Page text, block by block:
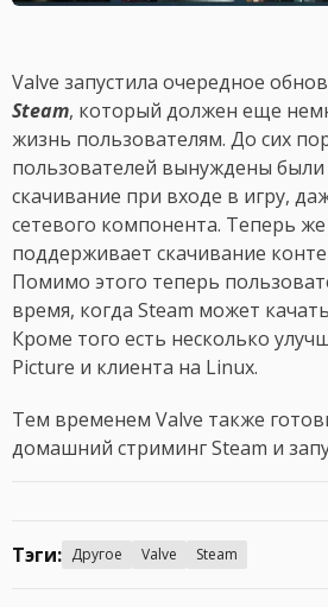
Valve запустила очередное
Steam, который должен еще
жизнь пользователям. До сих
пользователей вынуждены были
скачивание при входе в игру,
сетевого компонента. Теперь же
поддерживает скачивание
Помимо этого теперь
время, когда Steam может
Кроме того есть несколько
Picture и клиента на Linux.
Тем временем Valve также
домашний стриминг Steam и
Тэги: Другое Valve Steam